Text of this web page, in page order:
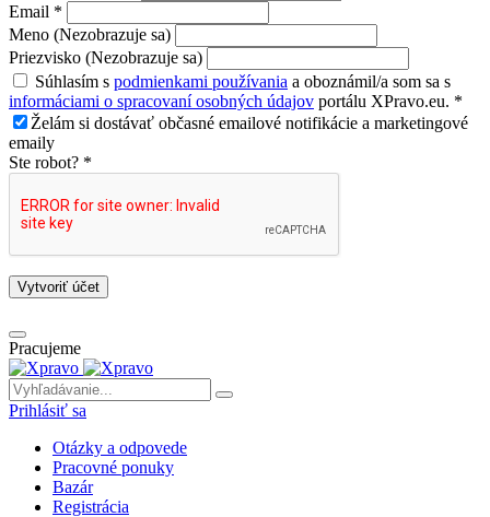
Email *
Meno (Nezobrazuje sa)
Priezvisko (Nezobrazuje sa)
Súhlasím s podmienkami používania a oboznámil/a som sa s
informáciami o spracovaní osobných údajov portálu XPravo.eu. *
Želám si dostávať občasné emailové notifikácie a marketingové
emaily
Ste robot? *
Vytvoriť účet
Pracujeme
Prihlásiť sa
Otázky a odpovede
Pracovné ponuky
Bazár
Registrácia